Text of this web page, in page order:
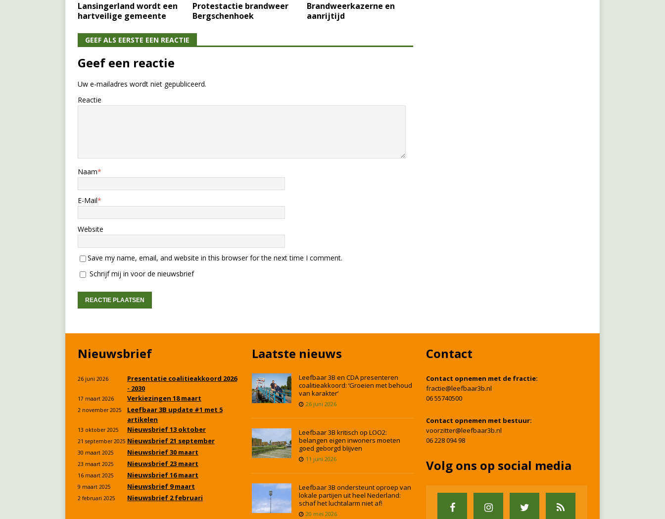
Lansingerland wordt een
hartveilige gemeente
Protestactie brandweer
Bergschenhoek
Brandweerkazerne en
aanrijtijd
GEEF ALS EERSTE EEN REACTIE
Geef een reactie
Uw e-mailadres wordt niet gepubliceerd.
Reactie
Naam*
E-Mail*
Website
Save my name, email, and website in this browser for the next time I comment.
Schrijf mij in voor de nieuwsbrief
Nieuwsbrief
26 juni 2026
Presentatie coalitieakkoord 2026
- 2030
17 maart 2026 Verkiezingen 18 maart
2 november 2025
Leefbaar 3B update #1 met 5
artikelen
13 oktober 2025 Nieuwsbrief 13 oktober
21 september 2025 Nieuwsbrief 21 september
30 maart 2025 Nieuwsbrief 30 maart
23 maart 2025 Nieuwsbrief 23 maart
16 maart 2025 Nieuwsbrief 16 maart
9 maart 2025 Nieuwsbrief 9 maart
2 februari 2025 Nieuwsbrief 2 februari
Laatste nieuws
Leefbaar 3B en CDA presenteren
coalitieakkoord: ‘Groeien met behoud
van karakter’
26 juni 2026
Leefbaar 3B kritisch op LOO2:
belangen eigen inwoners moeten
goed geborgd blijven
11 juni 2026
Leefbaar 3B ondersteunt oproep van
lokale partijen uit heel Nederland:
schaf het luchtalarm niet af!
20 mei 2026
Contact
Contact opnemen met de fractie:
fractie@leefbaar3b.nl
06 55740500
Contact opnemen met bestuur:
voorzitter@leefbaar3b.nl
06 228 094 98
Volg ons op social media